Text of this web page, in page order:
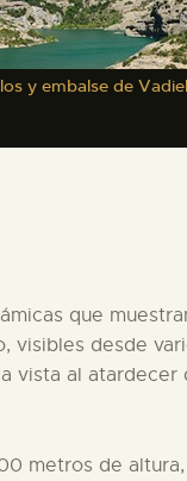
y embalse de
que
visibles desde
vista al atardecer
metros de